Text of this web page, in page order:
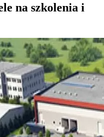
na szkolenia i